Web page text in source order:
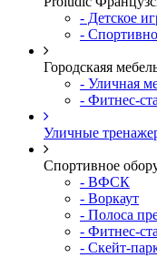
- Детское
-
Городскаяя
- Уличная
- Фитнес-
Уличные
Спортивное
- ВФСК
- Воркаут
- Полоса
- Фитнес-
- Скейт-